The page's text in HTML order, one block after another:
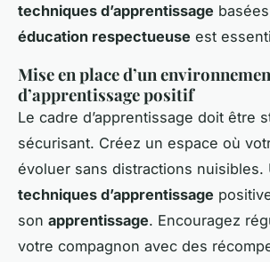
techniques d’apprentissage
éducation respectueuse est
Mise en place d’un
d’apprentissage positif
Le cadre d’apprentissage doit être
sécurisant. Créez un espace où
évoluer sans distractions nuisibles.
techniques d’apprentissage
son apprentissage. Encouragez
votre compagnon avec des